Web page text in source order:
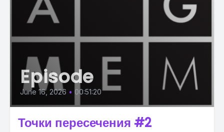
Episode
June 16, 2026 • 00:51:20
Точки пересечения #2